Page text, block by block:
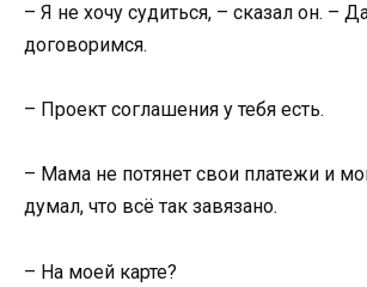
– Я не хочу судиться, – сказал он. –
договоримся.
– Проект соглашения у тебя есть.
– Мама не потянет свои платежи и
думал, что всё так завязано.
– На моей карте?